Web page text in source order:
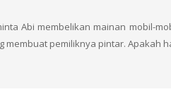
Abi membelikan mainan mobil-
membuat pemiliknya pintar. Apakah